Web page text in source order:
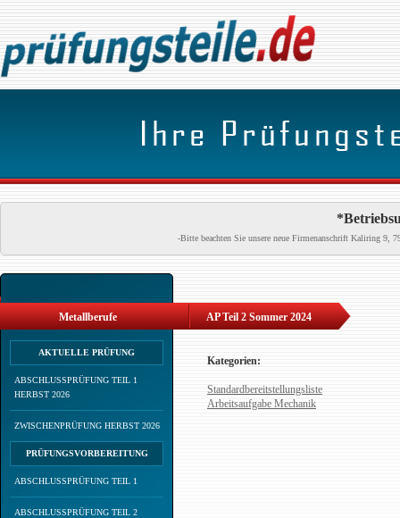
-Bitte beachten Sie unsere neue Firmenanschrift Kaliring 9,
Metallberufe
AKTUELLE PRÜFUNG
ABSCHLUSSPRÜFUNG TEIL 1
HERBST 2026
ZWISCHENPRÜFUNG HERBST 2026
PRÜFUNGSVORBEREITUNG
ABSCHLUSSPRÜFUNG TEIL 1
ABSCHLUSSPRÜFUNG TEIL 2
AP Teil 2 Sommer 2024
Kategorien:
Standardbereitstellungsliste
Arbeitsaufgabe Mechanik